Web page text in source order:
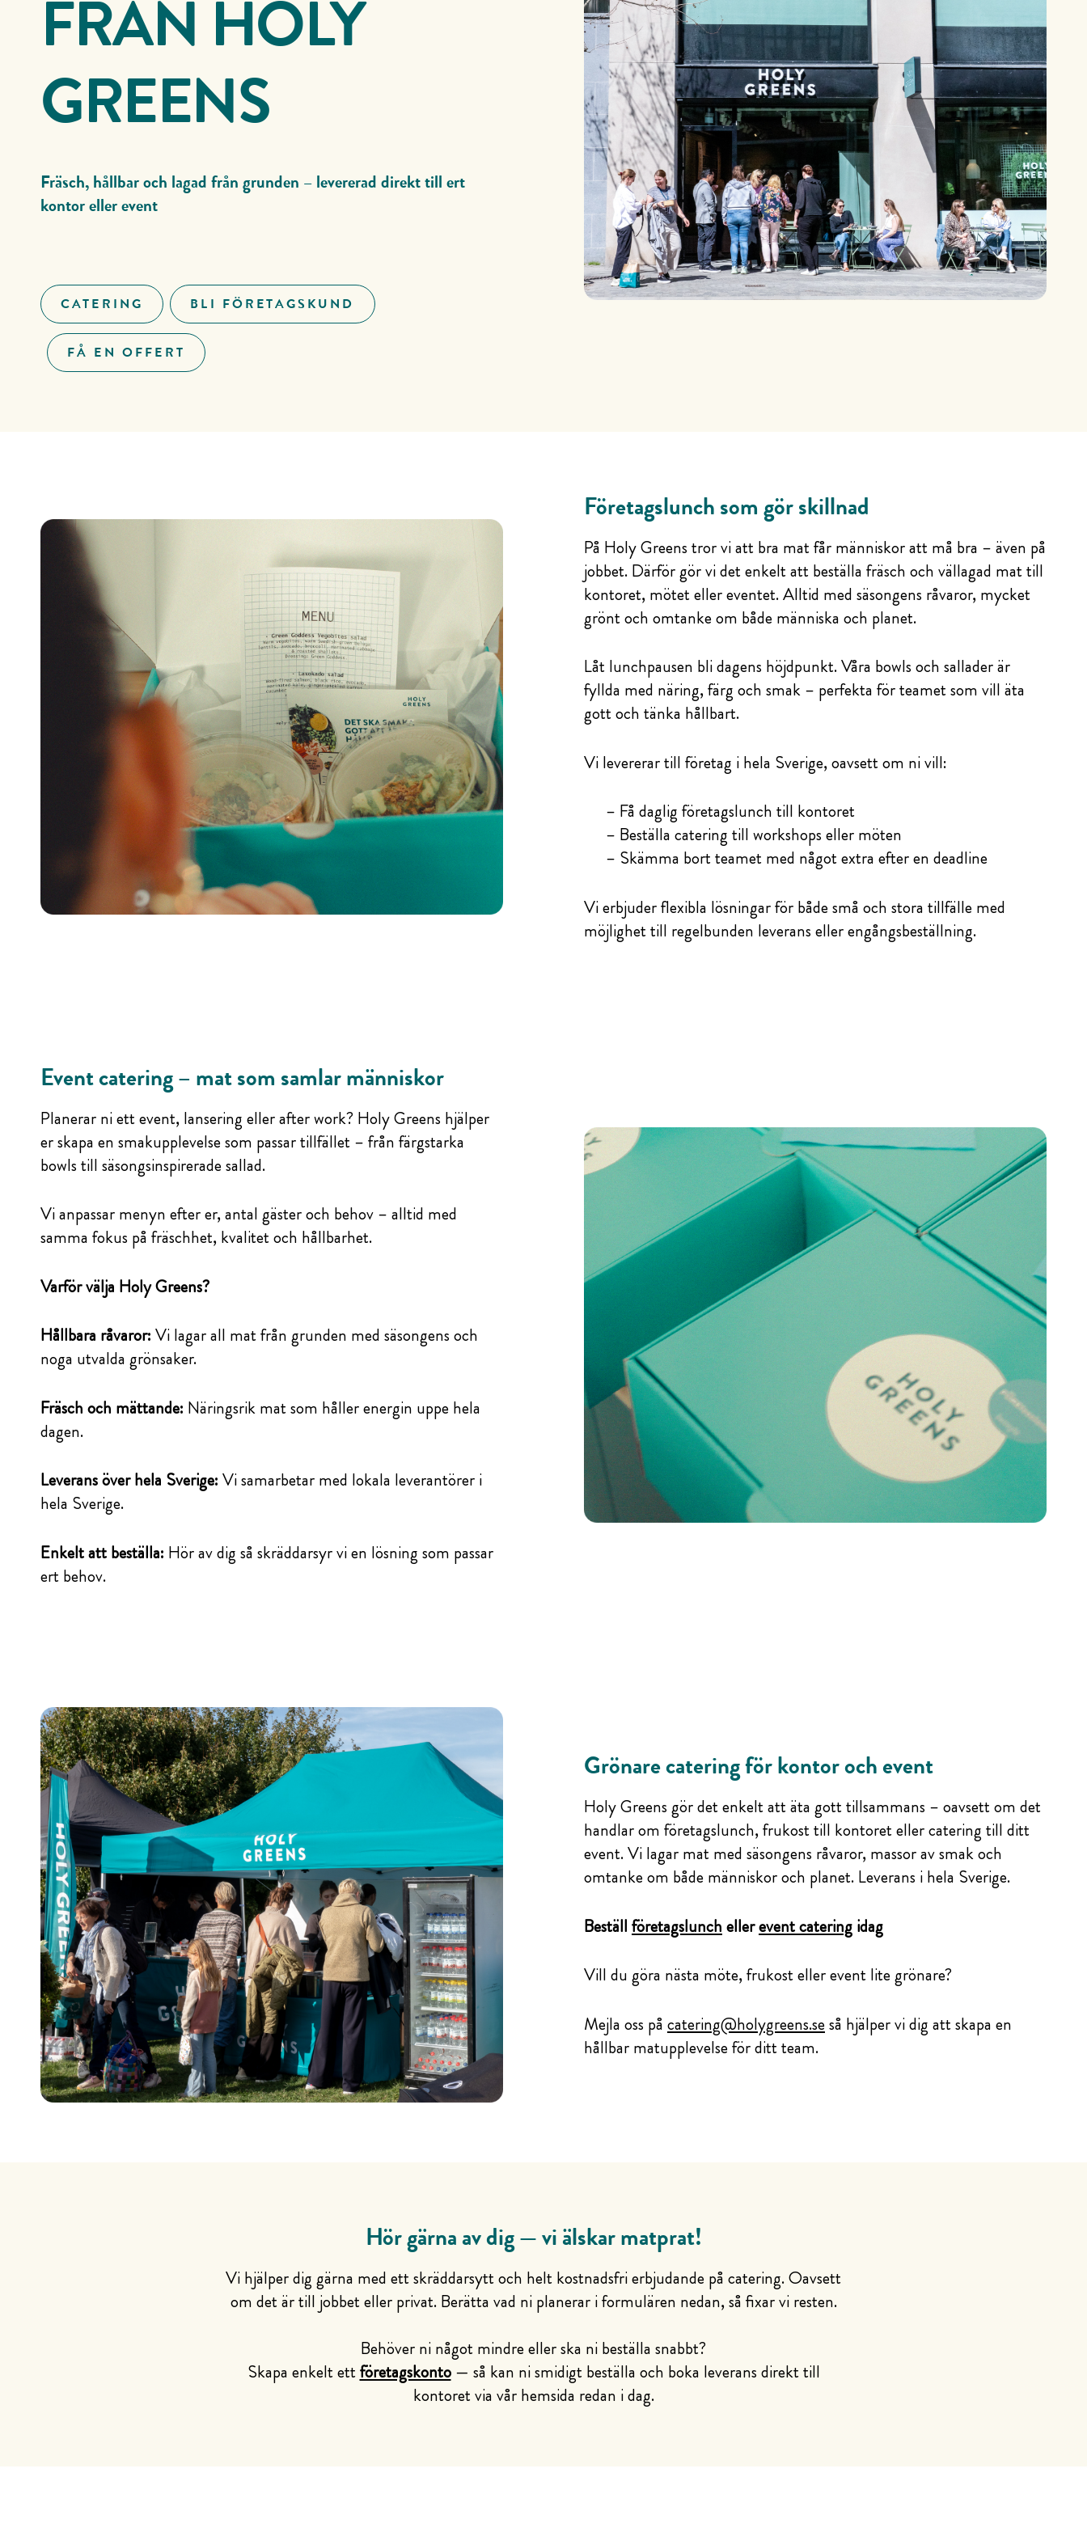
FRÅN HOLY
GREENS
Fräsch, hållbar och lagad från grunden – levererad direkt till ert
kontor eller event
CATERING BLI FÖRETAGSKUND
FÅ EN OFFERT
Företagslunch som gör skillnad
På Holy Greens tror vi att bra mat får människor att må bra – även på
jobbet. Därför gör vi det enkelt att beställa fräsch och vällagad mat till
kontoret, mötet eller eventet. Alltid med säsongens råvaror, mycket
grönt och omtanke om både människa och planet.
Låt lunchpausen bli dagens höjdpunkt. Våra bowls och sallader är
fyllda med näring, färg och smak – perfekta för teamet som vill äta
gott och tänka hållbart.
Vi levererar till företag i hela Sverige, oavsett om ni vill:
– Få daglig företagslunch till kontoret
– Beställa catering till workshops eller möten
– Skämma bort teamet med något extra efter en deadline
Vi erbjuder flexibla lösningar för både små och stora tillfälle med
möjlighet till regelbunden leverans eller engångsbeställning.
Eventcatering– mat som samlar människor
Planerar ni ett event, lansering eller after work? Holy Greens hjälper
er skapa en smakupplevelse som passar tillfället – från färgstarka
bowls till säsongsinspirerade sallad.
Vi anpassar menyn efter er, antal gäster och behov – alltid med
samma fokus på fräschhet, kvalitet och hållbarhet.
Varför välja Holy Greens?
Hållbara råvaror: Vi lagar all mat från grunden med säsongens och
noga utvalda grönsaker.
Fräsch och mättande: Näringsrik mat som håller energin uppe hela
dagen.
Leverans över hela Sverige: Vi samarbetar med lokala leverantörer i
hela Sverige.
Enkelt att beställa: Hör av dig så skräddarsyr vi en lösning som passar
ert behov.
Grönare catering för kontor och event
Holy Greens gör det enkelt att äta gott tillsammans – oavsett om det
handlar om företagslunch, frukost till kontoret eller catering till ditt
event. Vi lagar mat med säsongens råvaror, massor av smak och
omtanke om både människor och planet. Leverans i hela Sverige.
Beställ företagslunch ellerevent catering idag
Vill du göra nästa möte, frukost eller event lite grönare?
Mejla oss på catering@holygreens.seså hjälper vi dig att skapa en
hållbar matupplevelse för ditt team.
Hör gärna av dig — vi älskar matprat!
Vi hjälper dig gärna med ett skräddarsytt och helt kostnadsfri erbjudande på catering. Oavsett
om det är till jobbet eller privat. Berätta vad ni planerar i formulären nedan, så fixar vi resten.
Behöver ni något mindre eller ska ni beställa snabbt?
Skapa enkelt ett företagskonto— så kan ni smidigt beställa och boka leverans direkt till
kontoret via vår hemsida redan i dag.